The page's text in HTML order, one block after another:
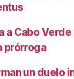
a Cabo
prórroga
un duelo